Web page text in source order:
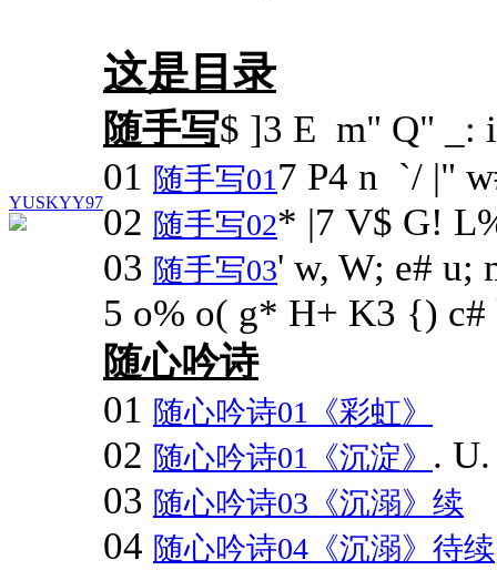
YUSKYY97
这是目录
随手写$ ]3 E m" Q" _:
01 随手写017 P4 n `/ |"
02 随手写02* |7 V$ G!
03 随手写03' w, W; e# u;
5 o% o( g* H+ K3 {) c#
随心吟诗
01 随心吟诗01《彩虹》
02 随心吟诗01《沉淀》 .
03 随心吟诗03《沉溺》续
04 随心吟诗04《沉溺》待续